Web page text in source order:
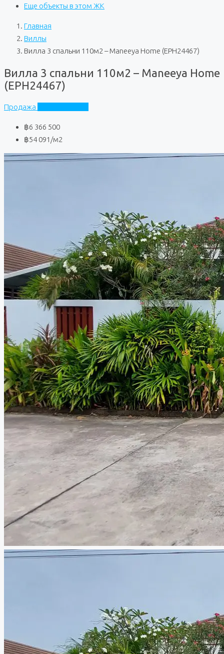
Еще объекты в этом ЖК
Главная
Виллы
Вилла 3 спальни 110м2 – Maneeya Home (EPH24467)
Вилла 3 спальни 110м2 – Maneeya Home
(EPH24467)
Продажа
฿6 366 500
฿54 091 /м2